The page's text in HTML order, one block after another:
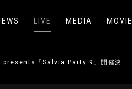
LIVE MEDIA MOVIE
「Salvia Party 9」開催決定!!